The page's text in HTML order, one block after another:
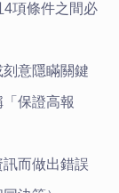
4項條件之間必
刻意隱瞞關鍵
保證高報
訊而做出錯誤